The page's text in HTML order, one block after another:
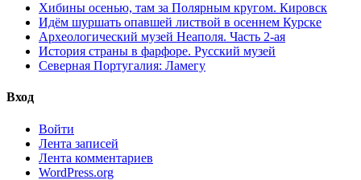
Хибины осенью, там за Полярным кругом. Кировск
Идём шуршать опавшей листвой в осеннем Курске
Археологический музей Неаполя. Часть 2-ая
История страны в фарфоре. Русский музей
Северная Португалия: Ламегу
Вход
Войти
Лента записей
Лента комментариев
WordPress.org